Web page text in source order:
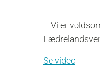
– Vi er
Se video